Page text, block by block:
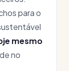
para o
mesmo
no